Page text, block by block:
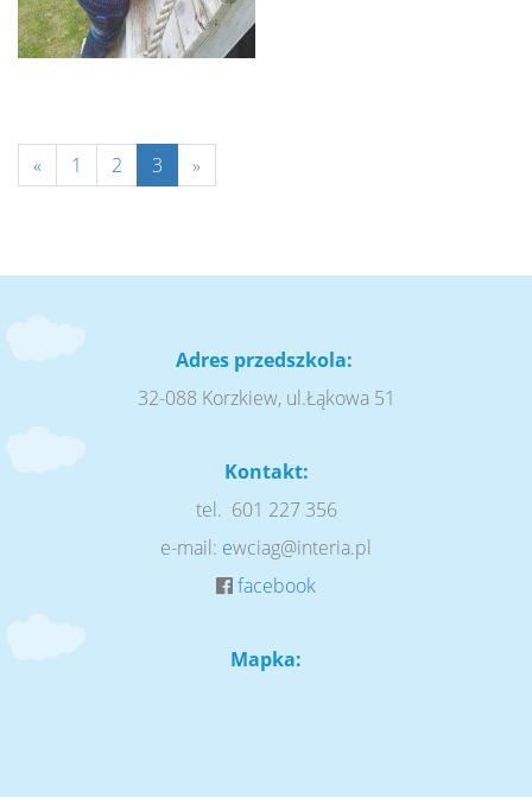
« 1 2 3 »
Adres przedszkola:
32-088 Korzkiew, ul.Łąkowa 51
Kontakt:
tel. 601 227 356
e-mail: ewciag@interia.pl
facebook
Mapka: